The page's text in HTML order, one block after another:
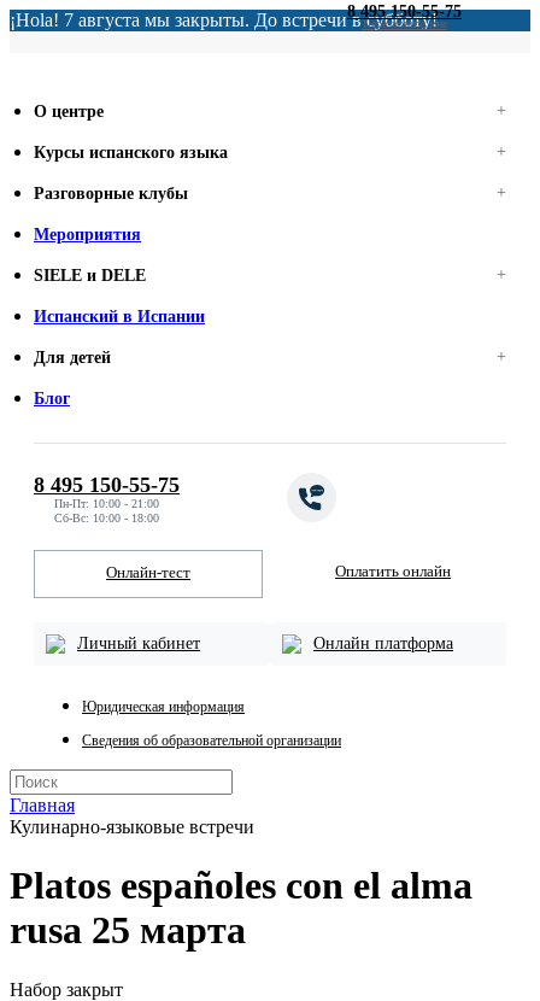
¡Hola! 7 августа мы закрыты. До встречи в субботу!
8 495 150-55-75
Перезвоните мне
О центре
Курсы испанского языка
Разговорные клубы
Мероприятия
SIELE и DELE
Испанский в Испании
Для детей
Блог
8 495 150-55-75
Пн-Пт: 10:00 - 21:00
Сб-Вс: 10:00 - 18:00
Онлайн-тест Оплатить онлайн
Личный кабинет Онлайн платформа
Юридическая информация
Сведения об образовательной организации
Главная
Кулинарно-языковые встречи
Platos españoles con el alma
rusa 25 марта
Набор закрыт